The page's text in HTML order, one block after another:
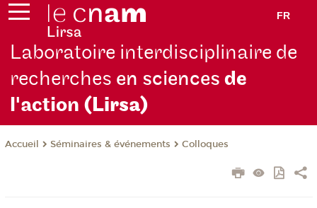
FR
Laboratoire interdisciplinaire de
recherches en sciencesde
l'action (Lirsa)
Accueil Séminaires & événements Colloques